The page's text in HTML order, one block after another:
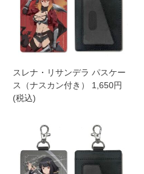
スレナ・リサンデラ パスケー
ス（ナスカン付き） 1,650円
(税込)